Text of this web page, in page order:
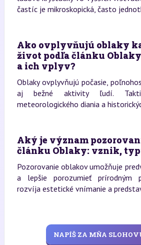
častíc je mikroskopická, často
Ako ovplyvňujú oblaky
život podľa článku
a ich vplyv?
Oblaky ovplyvňujú počasie,
aj bežné aktivity ľudí.
meteorologického diania a
Aký je význam
článku Oblaky: vznik,
Pozorovanie oblakov umožňuje
a lepšie porozumieť prírodným
rozvíja estetické vnímanie a
NAPÍŠ ZA MŇA